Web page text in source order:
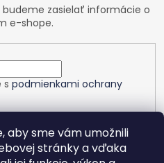
aby sme vám umožnili
stránky a vďaka
zasielať informácie o
e-shope.
s podmienkami ochrany